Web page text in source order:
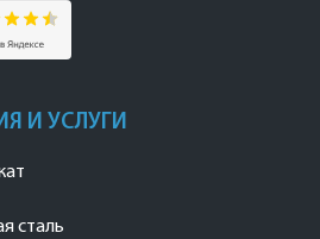
И УСЛУГИ
сталь